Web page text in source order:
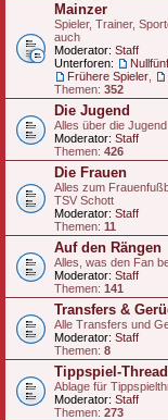
Mainzer
Spieler, Trainer,
auch
Moderator: Staff
Unterforen:
Frühere Spieler
Themen: 352
Die Jugend
Alles über die Jugend
Moderator: Staff
Themen: 426
Die Frauen
Alles zum
TSV Schott
Moderator: Staff
Themen: 11
Auf den Rängen
Alles, was den Fan
Moderator: Staff
Themen: 141
Transfers &
Alle Transfers und
Moderator: Staff
Themen: 8
Tippspiel-
Ablage für
Moderator: Staff
Themen: 273